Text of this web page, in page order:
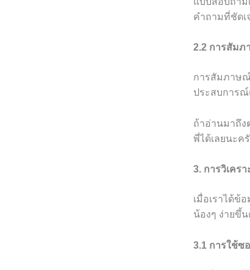
คำถามที่ชัดเ
2.2 การสัมภ
การสัมภาษ
ประสบการณ์
ถ้าอ่านมาถึง
พี่ได้เลยนะค
3. การวิเคร
เมื่อเราได้ข้
น้องๆ ง่ายขึ้
3.1 การใช้ซ